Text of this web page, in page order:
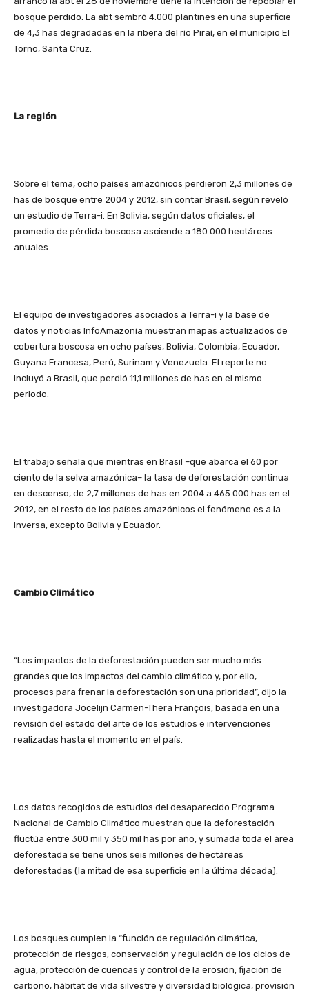
bosque perdido. La abt sembró 4.000 plantines en una superficie
de 4,3 has degradadas en la ribera del río Piraí, en el municipio El
Torno, Santa Cruz.
La región
Sobre el tema, ocho países amazónicos perdieron 2,3 millones de
has de bosque entre 2004 y 2012, sin contar Brasil, según reveló
un estudio de Terra-i. En Bolivia, según datos oficiales, el
promedio de pérdida boscosa asciende a 180.000 hectáreas
anuales.
El equipo de investigadores asociados a Terra-i y la base de
datos y noticias InfoAmazonía muestran mapas actualizados de
cobertura boscosa en ocho países, Bolivia, Colombia, Ecuador,
Guyana Francesa, Perú, Surinam y Venezuela. El reporte no
incluyó a Brasil, que perdió 11,1 millones de has en el mismo
periodo.
El trabajo señala que mientras en Brasil –que abarca el 60 por
ciento de la selva amazónica– la tasa de deforestación continua
en descenso, de 2,7 millones de has en 2004 a 465.000 has en el
2012, en el resto de los países amazónicos el fenómeno es a la
inversa, excepto Bolivia y Ecuador.
Cambio Climático
“Los impactos de la deforestación pueden ser mucho más
grandes que los impactos del cambio climático y, por ello,
procesos para frenar la deforestación son una prioridad”, dijo la
investigadora Jocelijn Carmen-Thera François, basada en una
revisión del estado del arte de los estudios e intervenciones
realizadas hasta el momento en el país.
Los datos recogidos de estudios del desaparecido Programa
Nacional de Cambio Climático muestran que la deforestación
fluctúa entre 300 mil y 350 mil has por año, y sumada toda el área
deforestada se tiene unos seis millones de hectáreas
deforestadas (la mitad de esa superficie en la última década).
Los bosques cumplen la “función de regulación climática,
protección de riesgos, conservación y regulación de los ciclos de
agua, protección de cuencas y control de la erosión, fijación de
carbono, hábitat de vida silvestre y diversidad biológica, provisión